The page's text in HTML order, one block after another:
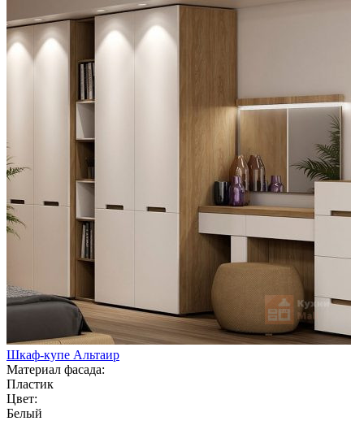
Шкаф-купе Альтаир
Материал фасада:
Пластик
Цвет:
Белый